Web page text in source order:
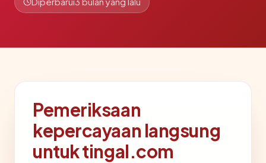
Pemeriksaan
kepercayaan langsung
untuk tingal.com